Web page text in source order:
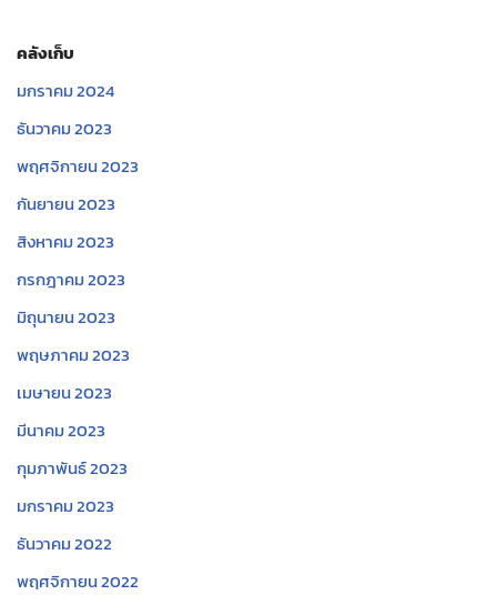
คลังเก็บ
มกราคม 2024
ธันวาคม 2023
พฤศจิกายน 2023
กันยายน 2023
สิงหาคม 2023
กรกฎาคม 2023
มิถุนายน 2023
พฤษภาคม 2023
เมษายน 2023
มีนาคม 2023
กุมภาพันธ์ 2023
มกราคม 2023
ธันวาคม 2022
พฤศจิกายน 2022